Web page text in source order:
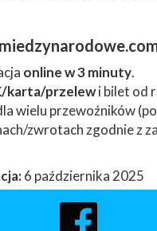
online w 3 minuty.
karta/przelewi bilet od
wielu przewoźników
zwrotach zgodnie z
6 października 2025